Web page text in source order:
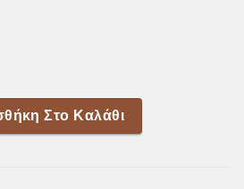
– Τόμος Α’ ποσότητα
Στο Καλάθι